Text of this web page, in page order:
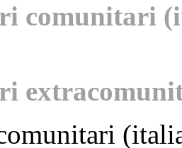
comunitari